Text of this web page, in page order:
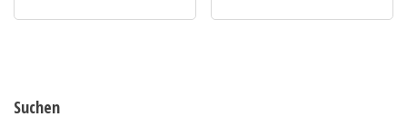
Suchen